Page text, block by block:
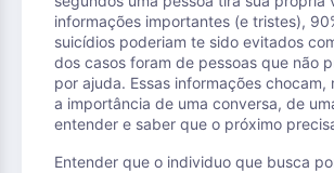
informações importantes (e tristes),
suicídios poderiam te sido evitados
dos casos foram de pessoas que não
por ajuda. Essas informações chocam,
a importância de uma conversa, de
entender e saber que o próximo
Entender que o individuo que busca